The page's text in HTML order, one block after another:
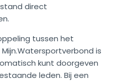
direct
tussen het
is
kunt doorgeven
leden. Bij een